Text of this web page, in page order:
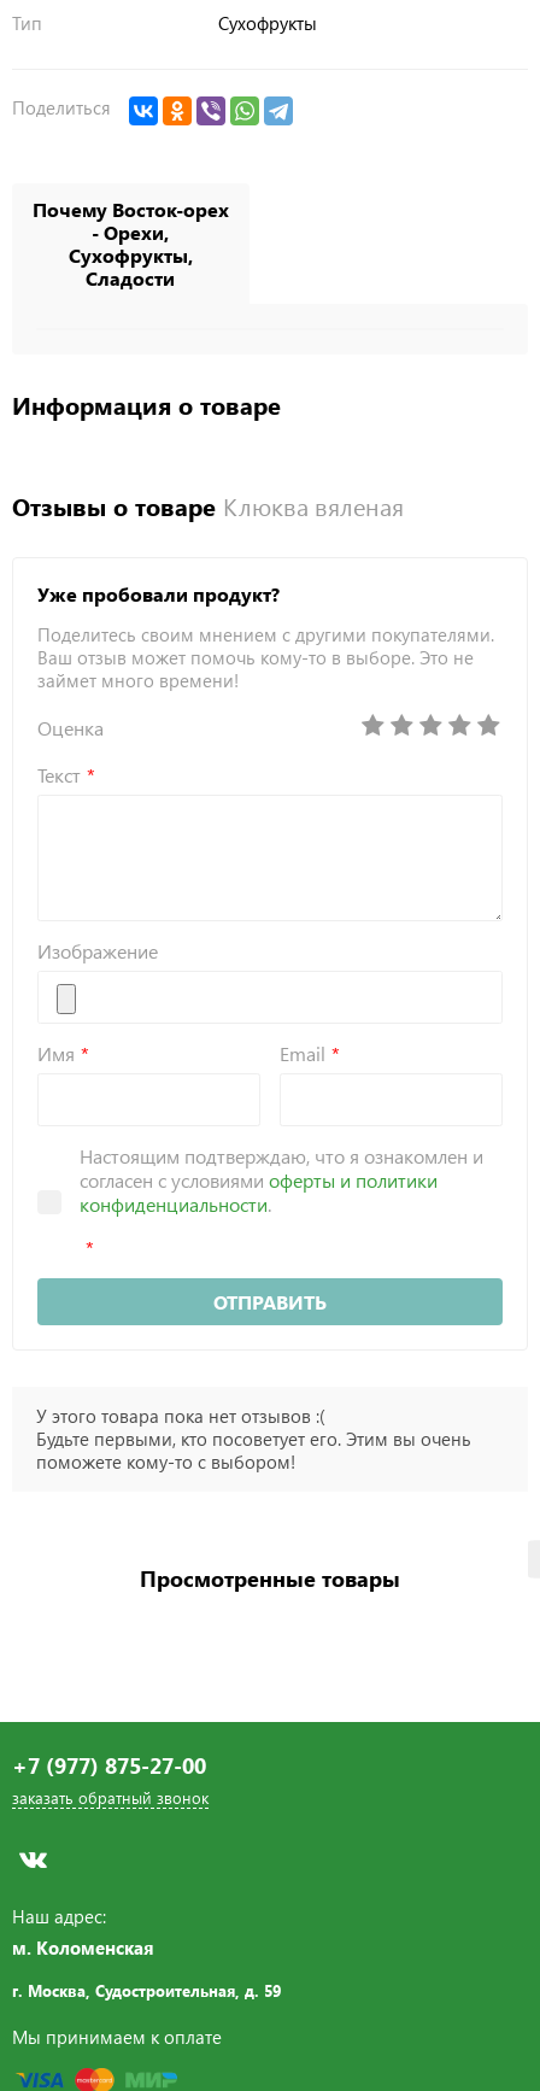
Тип Сухофрукты
Поделиться
Почему Восток-орех
- Орехи,
Сухофрукты,
Сладости
Информация о товаре
Отзывы о товаре Клюква вяленая
Уже пробовали продукт?
Поделитесь своим мнением с другими покупателями.
Ваш отзыв может помочь кому-то в выборе. Это не
займет много времени!
Оценка
Текст
Изображение
Имя Email
Настоящим подтверждаю, что я ознакомлен и
согласен с условиями оферты и политики
конфиденциальности.
ОТПРАВИТЬ
У этого товара пока нет отзывов :(
Будьте первыми, кто посоветует его. Этим вы очень
поможете кому-то с выбором!
Просмотренные товары
+7 (977) 875-27-00
заказать обратный звонок
Наш адрес:
м. Коломенская
г. Москва, Судостроительная, д. 59
Мы принимаем к оплате